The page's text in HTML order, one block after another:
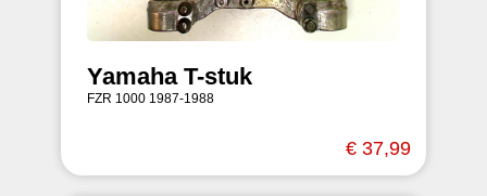
Yamaha T-stuk
FZR 1000 1987-1988
€ 37,99